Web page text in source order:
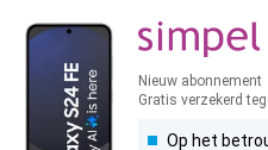
Nieuw abonnement
Gratis verzekerd
Op het